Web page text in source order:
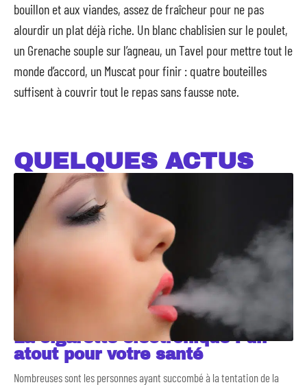
bouillon et aux viandes, assez de fraîcheur pour ne pas
alourdir un plat déjà riche. Un blanc chablisien sur le poulet,
un Grenache souple sur l’agneau, un Tavel pour mettre tout le
monde d’accord, un Muscat pour finir : quatre bouteilles
suffisent à couvrir tout le repas sans fausse note.
QUELQUES ACTUS
La cigarette électronique : un
atout pour votre santé
Nombreuses sont les personnes ayant succombé à la tentation de la